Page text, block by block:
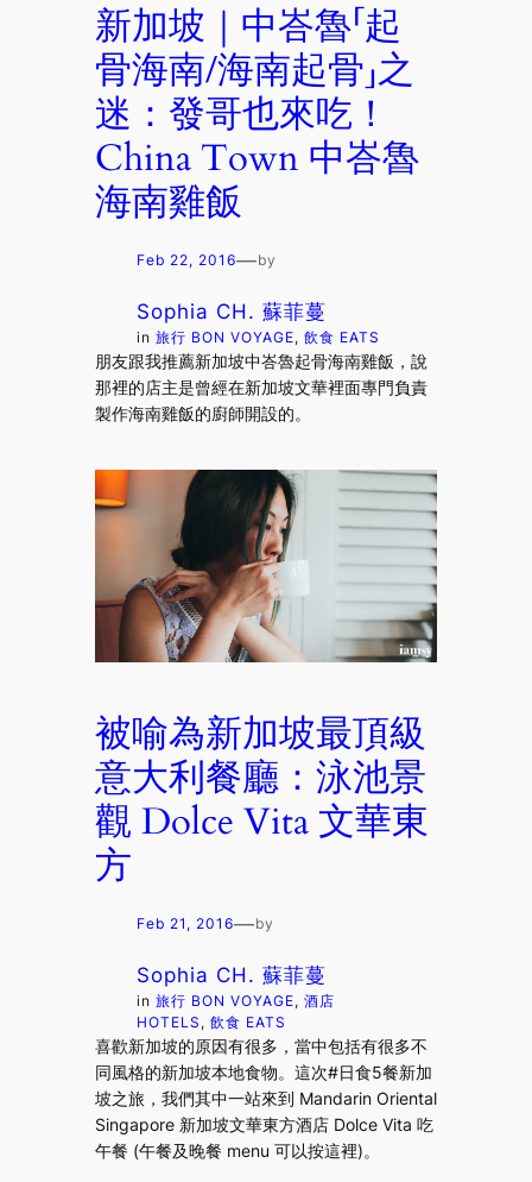
新加坡｜中峇魯「起
骨海南/海南起骨」之
迷：發哥也來吃！
China Town 中峇魯
海南雞飯
Feb 22, 2016—by
Sophia CH. 蘇菲蔓
in旅行 BON VOYAGE, 飲食 EATS
朋友跟我推薦新加坡中峇魯起骨海南雞飯，說
那裡的店主是曾經在新加坡文華裡面專門負責
製作海南雞飯的廚師開設的。
被喻為新加坡最頂級
意大利餐廳：泳池景
觀 Dolce Vita 文華東
方
Feb 21, 2016—by
Sophia CH. 蘇菲蔓
in旅行 BON VOYAGE, 酒店
HOTELS , 飲食 EATS
喜歡新加坡的原因有很多，當中包括有很多不
同風格的新加坡本地食物。這次#日食5餐新加
坡之旅，我們其中一站來到 Mandarin Oriental
Singapore 新加坡文華東方酒店 Dolce Vita 吃
午餐 (午餐及晚餐 menu 可以按這裡)。